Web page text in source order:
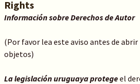
Rights
Información sobre Derechos de Autor
(Por favor lea este aviso antes de
objetos)
La legislación uruguaya protegeel